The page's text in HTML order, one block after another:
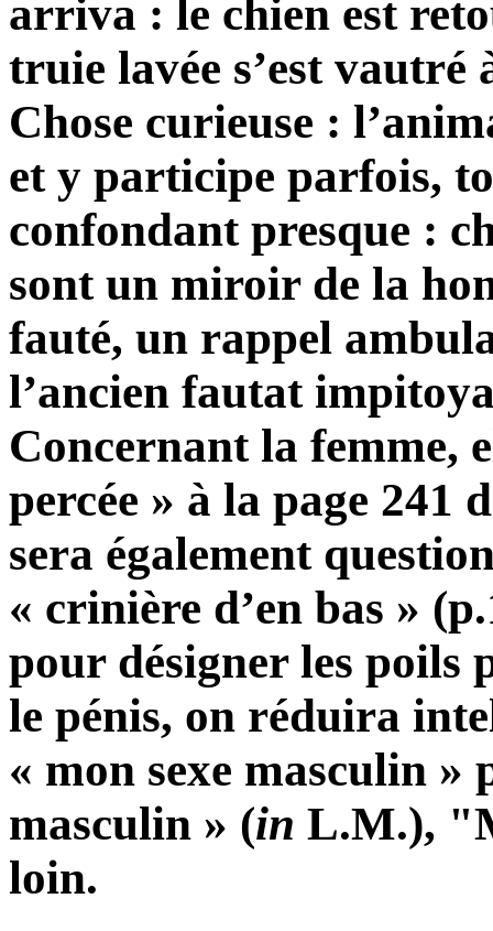
arriva : le chien est
truie lavée s’est
Chose curieuse :
et y participe parfois,
confondant presque :
sont un miroir de la
fauté, un rappel
l’ancien fautat
Concernant la femme,
percée » à la page 241
sera également
« crinière d’en bas »
pour désigner les poils
le pénis, on réduira
« mon sexe masculin »
masculin » (in L.M.),
loin.